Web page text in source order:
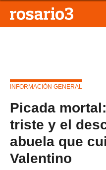
INFORMACIÓN GENERAL
Picada
triste y el
abuela que
Valentino